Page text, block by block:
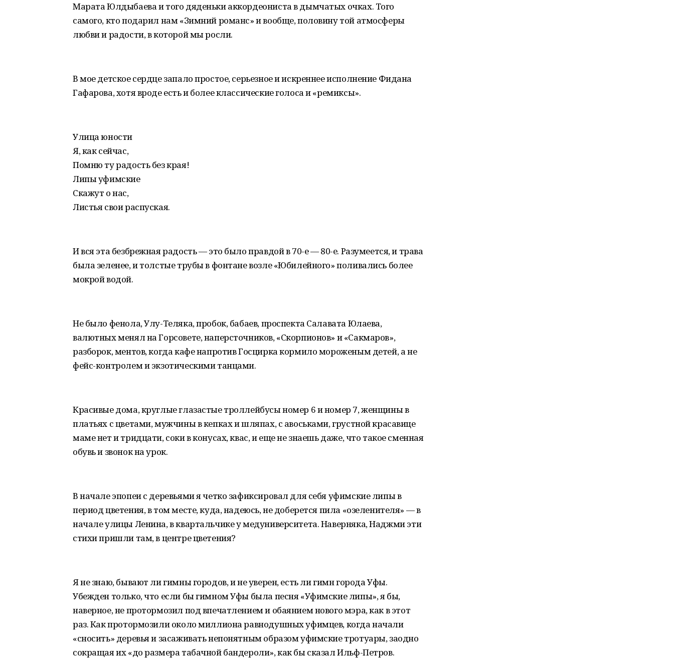
Марата Юлдыбаева и того дяденьки аккордеониста в дымчатых очках. Того
самого, кто подарил нам «Зимний романс» и вообще, половину той атмосферы
любви и радости, в которой мы росли.
В мое детское сердце запало простое, серьезное и искреннее исполнение Фидана
Гафарова, хотя вроде есть и более классические голоса и «ремиксы».
Улица юности
Я, как сейчас,
Помню ту радость без края!
Липы уфимские
Скажут о нас,
Листья свои распуская.
И вся эта безбрежная радость — это было правдой в 70-е — 80-е. Разумеется, и трава
была зеленее, и толстые трубы в фонтане возле «Юбилейного» поливались более
мокрой водой.
Не было фенола, Улу-Теляка, пробок, бабаев, проспекта Салавата Юлаева,
валютных менял на Горсовете, наперсточников, «Скорпионов» и «Сакмаров»,
разборок, ментов, когда кафе напротив Госцирка кормило мороженым детей, а не
фейс-контролем и экзотическими танцами.
Красивые дома, круглые глазастые троллейбусы номер 6 и номер 7, женщины в
платьях с цветами, мужчины в кепках и шляпах, с авоськами, грустной красавице
маме нет и тридцати, соки в конусах, квас, и еще не знаешь даже, что такое сменная
обувь и звонок на урок.
В начале эпопеи с деревьями я четко зафиксировал для себя уфимские липы в
период цветения, в том месте, куда, надеюсь, не доберется пила «озеленителя» — в
начале улицы Ленина, в квартальчике у медуниверситета. Наверняка, Наджми эти
стихи пришли там, в центре цветения?
Я не знаю, бывают ли гимны городов, и не уверен, есть ли гимн города Уфы.
Убежден только, что если бы гимном Уфы была песня «Уфимские липы», я бы,
наверное, не протормозил под впечатлением и обаянием нового мэра, как в этот
раз. Как протормозили около миллиона равнодушных уфимцев, когда начали
«сносить» деревья и засаживать непонятным образом уфимские тротуары, заодно
сокращая их «до размера табачной бандероли», как бы сказал Ильф-Петров.